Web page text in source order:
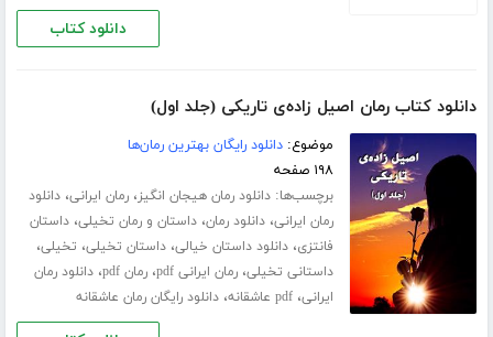
دانلود کتاب
دانلود کتاب رمان اصیل زاده‌ی تاریکی (جلد اول)
موضوع:دانلود رایگان بهترین رمان‌ها
۱۹۸ صفحه
برچسب‌ها:دانلود رمان هیجان انگیز،رمان ایرانی،دانلود
رمان ایرانی،دانلود رمان،داستان و رمان تخیلی،داستان
فانتزی،دانلود داستان خیالی،داستان تخیلی، تخیلی،
داستانی تخیلی،رمان ایرانی pdf ،رمان pdf ،دانلود رمان
ایرانی،pdf عاشقانه ،دانلود رایگان رمان عاشقانه